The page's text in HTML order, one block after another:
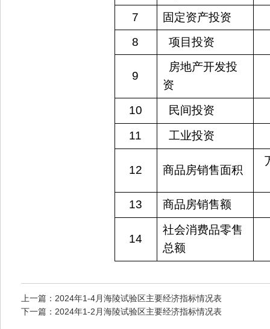
7
固定资产投资
8
项目投资
9
房地产开发投
资
10
民间投资
11
工业投资
12 商品房销售面积
13 商品房销售额
14
社会消费品零售
总额
上一篇：2024年1-4月海陵试验区主要经济指标情况表
下一篇：2024年1-2月海陵试验区主要经济指标情况表